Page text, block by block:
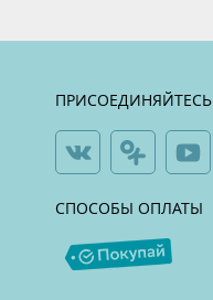
ПРИСОЕДИНЯЙТЕСЬ
СПОСОБЫ ОПЛАТЫ